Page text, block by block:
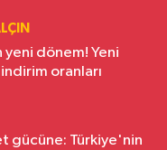
yeni dönem! Yeni
oranları
gücüne: Türkiye'nin